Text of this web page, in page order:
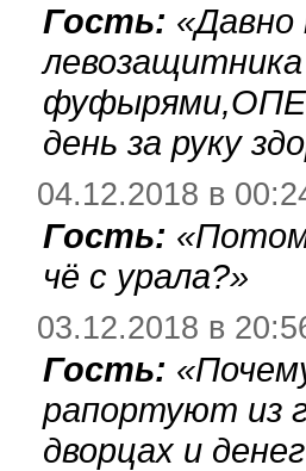
Гость: «Давно
день за руку
04.12.2018 в
Гость: «
чё с урала?»
03.12.2018 в
Гость: «
рапортуют из
дворцах и